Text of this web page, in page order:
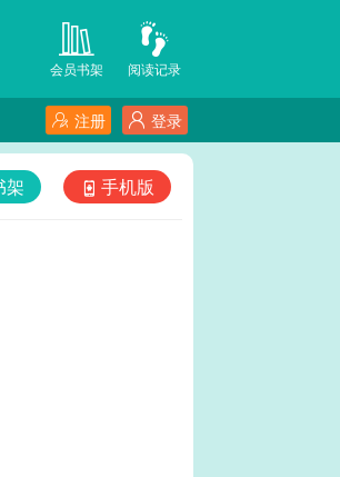
阅读记录
会员书架
登录
注册
手机版
架